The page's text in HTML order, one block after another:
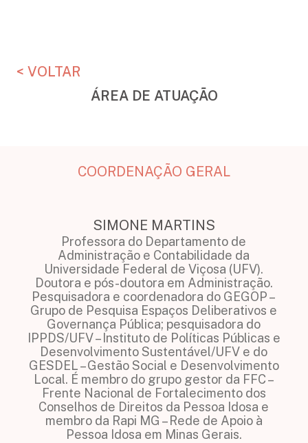
< VOLTAR
ÁREA DE ATUAÇÃO
COORDENAÇÃO GERAL
SIMONE MARTINS
Professora do Departamento de
Administração e Contabilidade da
Universidade Federal de Viçosa (UFV).
Doutora e pós-doutora em Administração.
Pesquisadora e coordenadora do GEGOP –
Grupo de Pesquisa Espaços Deliberativos e
Governança Pública; pesquisadora do
IPPDS/UFV – Instituto de Políticas Públicas e
Desenvolvimento Sustentável/UFV e do
GESDEL – Gestão Social e Desenvolvimento
Local. É membro do grupo gestor da FFC –
Frente Nacional de Fortalecimento dos
Conselhos de Direitos da Pessoa Idosa e
membro da Rapi MG – Rede de Apoio à
Pessoa Idosa em Minas Gerais.